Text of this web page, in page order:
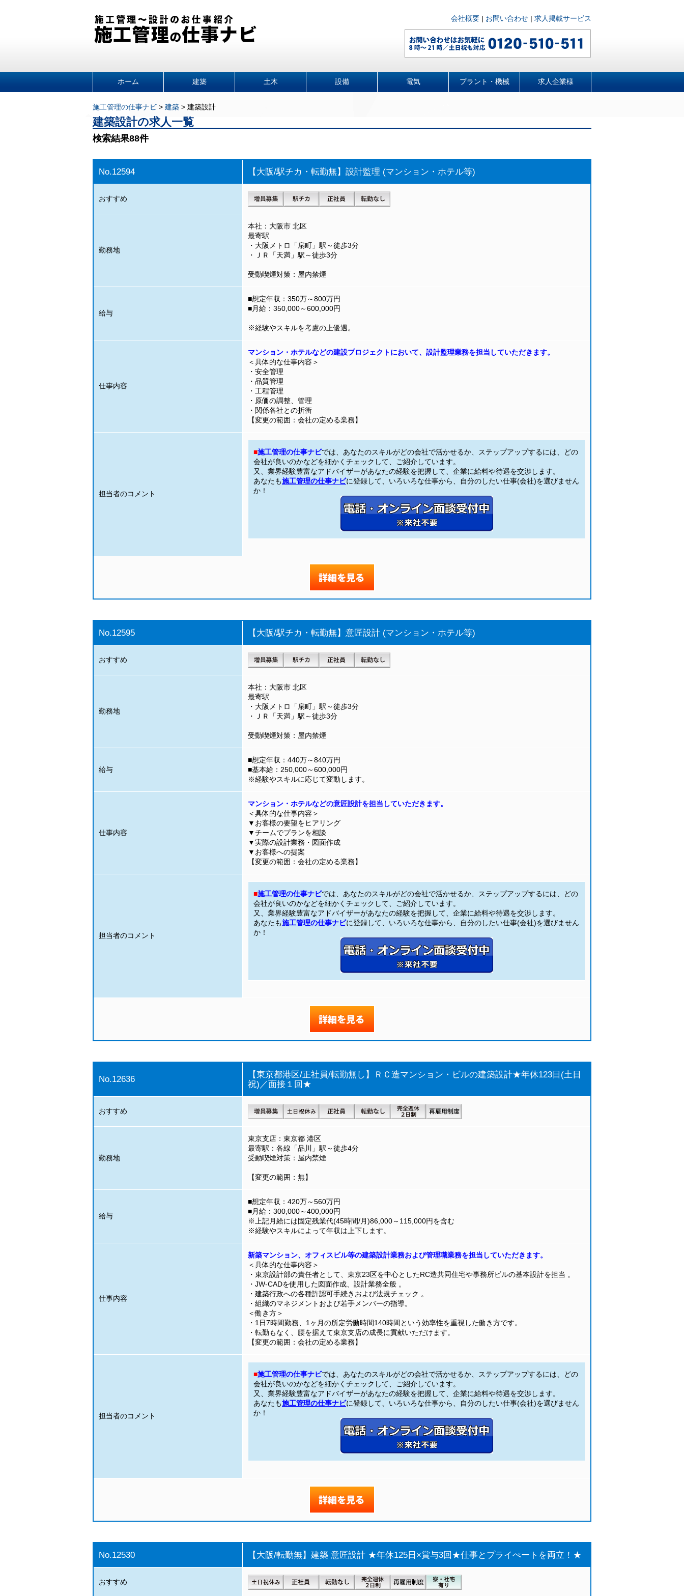
会社概要 | お問い合わせ | 求人掲載サービス
ホーム 建築 土木 設備 電気 プラント・機械 求人企業様
施工管理の仕事ナビ > 建築 > 建築設計
建築設計の求人一覧
検索結果88件
No.12594 【大阪/駅チカ・転勤無】設計監理 (マンション・ホテル等)
おすすめ
勤務地
本社：大阪市 北区
最寄駅
・大阪メトロ「扇町」駅～徒歩3分
・ＪＲ「天満」駅～徒歩3分
受動喫煙対策：屋内禁煙
給与
■想定年収：350万～800万円
■月給：350,000～600,000円
※経験やスキルを考慮の上優遇。
仕事内容
マンション・ホテルなどの建設プロジェクトにおいて、設計監理業務を担当していただきます。
＜具体的な仕事内容＞
・安全管理
・品質管理
・工程管理
・原価の調整、管理
・関係各社との折衝
【変更の範囲：会社の定める業務】
担当者のコメント
■施工管理の仕事ナビでは、あなたのスキルがどの会社で活かせるか、ステップアップするには、どの
会社が良いのかなどを細かくチェックして、ご紹介しています。
又、業界経験豊富なアドバイザーがあなたの経験を把握して、企業に給料や待遇を交渉します。
あなたも施工管理の仕事ナビに登録して、いろいろな仕事から、自分のしたい仕事(会社)を選びません
か！
No.12595 【大阪/駅チカ・転勤無】意匠設計 (マンション・ホテル等)
おすすめ
勤務地
本社：大阪市 北区
最寄駅
・大阪メトロ「扇町」駅～徒歩3分
・ＪＲ「天満」駅～徒歩3分
受動喫煙対策：屋内禁煙
給与
■想定年収：440万～840万円
■基本給：250,000～600,000円
※経験やスキルに応じて変動します。
仕事内容
マンション・ホテルなどの意匠設計を担当していただきます。
＜具体的な仕事内容＞
▼お客様の要望をヒアリング
▼チームでプランを相談
▼実際の設計業務・図面作成
▼お客様への提案
【変更の範囲：会社の定める業務】
担当者のコメント
■施工管理の仕事ナビでは、あなたのスキルがどの会社で活かせるか、ステップアップするには、どの
会社が良いのかなどを細かくチェックして、ご紹介しています。
又、業界経験豊富なアドバイザーがあなたの経験を把握して、企業に給料や待遇を交渉します。
あなたも施工管理の仕事ナビに登録して、いろいろな仕事から、自分のしたい仕事(会社)を選びません
か！
No.12636
【東京都港区/正社員/転勤無し】ＲＣ造マンション・ビルの建築設計★年休123日(土日
祝)／面接１回★
おすすめ
勤務地
東京支店：東京都 港区
最寄駅：各線「品川」駅～徒歩4分
受動喫煙対策：屋内禁煙
【変更の範囲：無】
給与
■想定年収：420万～560万円
■月給：300,000～400,000円
※上記月給には固定残業代(45時間/月)86,000～115,000円を含む
※経験やスキルによって年収は上下します。
仕事内容
新築マンション、オフィスビル等の建築設計業務および管理職業務を担当していただきます。
＜具体的な仕事内容＞
・東京設計部の責任者として、東京23区を中心としたRC造共同住宅や事務所ビルの基本設計を担当 。
・JW-CADを使用した図面作成、設計業務全般 。
・建築行政への各種許認可手続きおよび法規チェック 。
・組織のマネジメントおよび若手メンバーの指導。
＜働き方＞
・1日7時間勤務、1ヶ月の所定労働時間140時間という効率性を重視した働き方です。
・転勤もなく、腰を据えて東京支店の成長に貢献いただけます。
【変更の範囲：会社の定める業務】
担当者のコメント
■施工管理の仕事ナビでは、あなたのスキルがどの会社で活かせるか、ステップアップするには、どの
会社が良いのかなどを細かくチェックして、ご紹介しています。
又、業界経験豊富なアドバイザーがあなたの経験を把握して、企業に給料や待遇を交渉します。
あなたも施工管理の仕事ナビに登録して、いろいろな仕事から、自分のしたい仕事(会社)を選びません
か！
No.12530 【大阪/転勤無】建築 意匠設計 ★年休125日×賞与3回★仕事とプライぺートを両立！★
おすすめ